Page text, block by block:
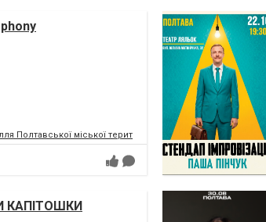
Полтавської міської територіальної громади
КАПІТОШКИ